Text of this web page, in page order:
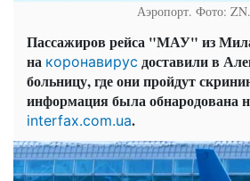
Аэропорт. Фото:
Пассажиров рейса "МАУ" из
на коронавирус доставили в
больницу, где они пройдут
информация была обнародована
interfax.com.ua.